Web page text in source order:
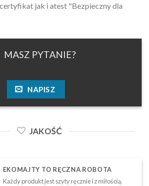
jak i atest "Bezpieczny dla
MASZ PYTANIE?
NAPISZ
JAKOŚĆ
EKOMAJTY TO RĘCZNA ROBOTA
Każdy produkt jest szyty ręcznie i z miłością.